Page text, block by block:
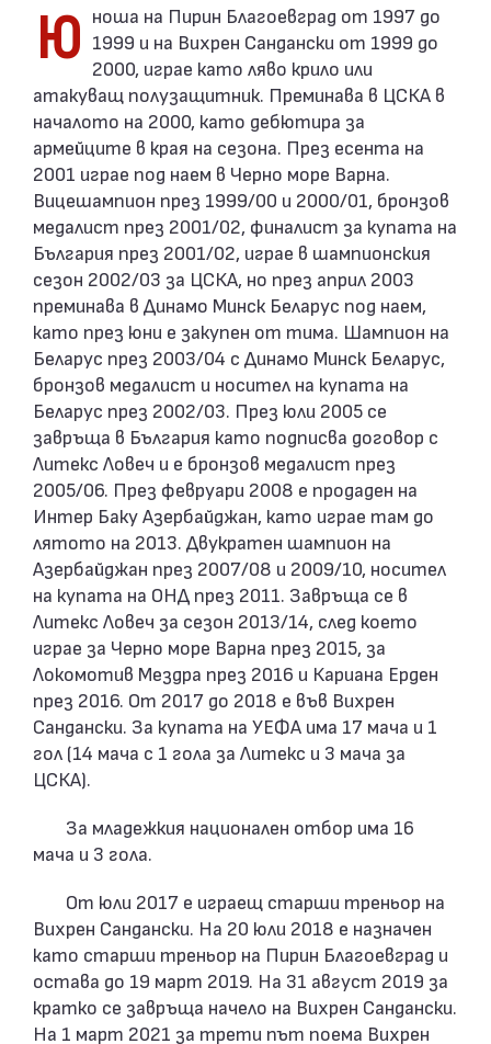
Юноша на Пирин Благоевград от 1997 до 1999 и на Вихрен Сандански от 1999 до
2000, играе като ляво крило или
атакуващ полузащитник. Преминава в ЦСКА в
началото на 2000, като дебютира за
армейците в края на сезона. През есента на
2001 играе под наем в Черно море Варна.
Вицешампион през 1999/00 и 2000/01, бронзов
медалист през 2001/02, финалист за купата на
България през 2001/02, играе в шампионския
сезон 2002/03 за ЦСКА, но през април 2003
преминава в Динамо Минск Беларус под наем,
като през юни е закупен от тима. Шампион на
Беларус през 2003/04 с Динамо Минск Беларус,
бронзов медалист и носител на купата на
Беларус през 2002/03. През юли 2005 се
завръща в България като подписва договор с
Литекс Ловеч и е бронзов медалист през
2005/06. През февруари 2008 е продаден на
Интер Баку Азербайджан, като играе там до
лятото на 2013. Двукратен шампион на
Азербайджан през 2007/08 и 2009/10, носител
на купата на ОНД през 2011. Завръща се в
Литекс Ловеч за сезон 2013/14, след което
играе за Черно море Варна през 2015, за
Локомотив Мездра през 2016 и Кариана Ерден
през 2016. От 2017 до 2018 е във Вихрен
Сандански. За купата на УЕФА има 17 мача и 1
гол (14 мача с 1 гола за Литекс и 3 мача за
ЦСКА).
За младежкия национален отбор има 16
мача и 3 гола.
От юли 2017 е играещ старши треньор на
Вихрен Сандански. На 20 юли 2018 е назначен
като старши треньор на Пирин Благоевград и
остава до 19 март 2019. На 31 август 2019 за
кратко се завръща начело на Вихрен Сандански.
На 1 март 2021 за трети път поема Вихрен